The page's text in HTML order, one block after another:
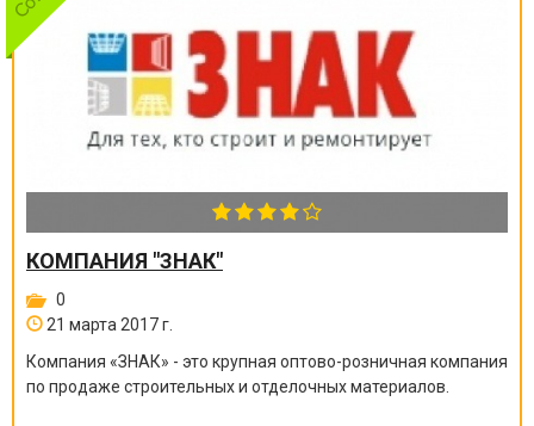
КОМПАНИЯ "ЗНАК"
0
21 марта 2017 г.
Компания «ЗНАК» - это крупная оптово-розничная компания
по продаже строительных и отделочных материалов.